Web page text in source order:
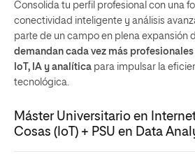
Consolida tu perfil profesional con una
conectividad inteligente y análisis
parte de un campo en plena expansión
demandan cada vez más
IoT, IA y analítica para impulsar la
tecnológica.
Máster Universitario en
Cosas (IoT) + PSU en Data